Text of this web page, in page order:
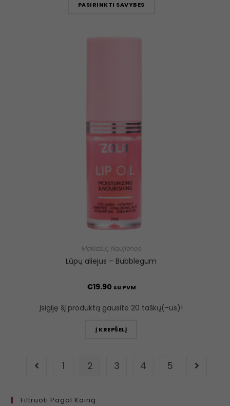
PASIRINKTI SAVYBES
Makiažui, Naujienos
Lūpų aliejus – Bubblegum
€19.90 su PVM
Įsigiję šį produktą gausite 20 taškų(-us)!
Į KREPŠELĮ
1 2 3 4 5
Filtruoti Pagal Kainą